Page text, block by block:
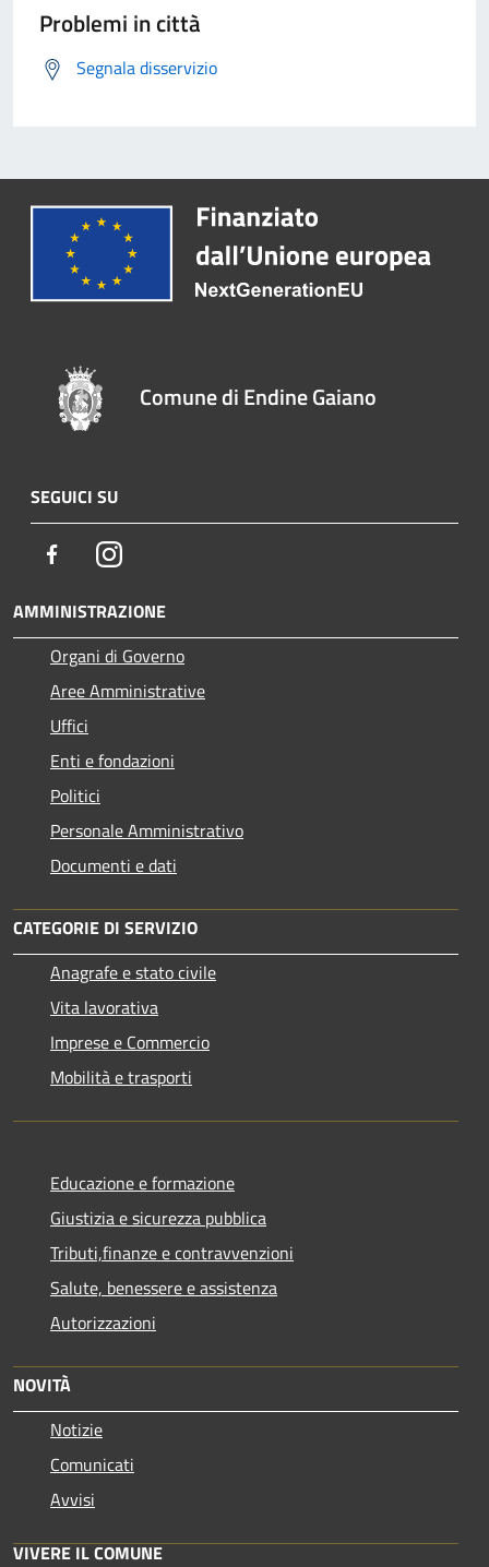
Problemi in città
Segnala disservizio
Comune di Endine Gaiano
SEGUICI SU
FacebookInstagram
AMMINISTRAZIONE
Organi di Governo
Aree Amministrative
Uffici
Enti e fondazioni
Politici
Personale Amministrativo
Documenti e dati
CATEGORIE DI SERVIZIO
Anagrafe e stato civile
Vita lavorativa
Imprese e Commercio
Mobilità e trasporti
Educazione e formazione
Giustizia e sicurezza pubblica
Tributi,finanze e contravvenzioni
Salute, benessere e assistenza
Autorizzazioni
NOVITÀ
Notizie
Comunicati
Avvisi
VIVERE IL COMUNE